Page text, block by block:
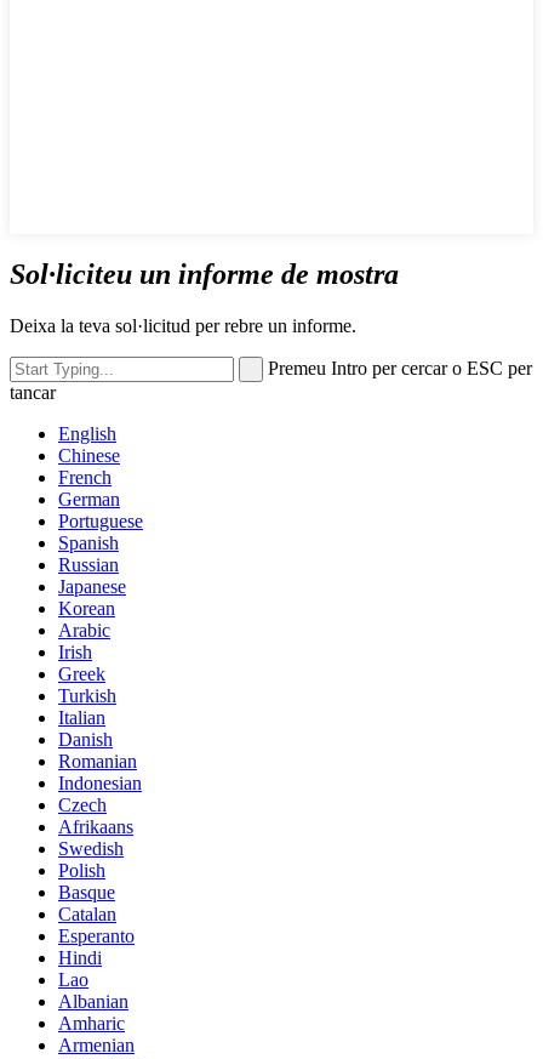
Sol·liciteu un informe de mostra
Deixa la teva sol·licitud per rebre un informe.
Premeu Intro per cercar o ESC per
tancar
English
Chinese
French
German
Portuguese
Spanish
Russian
Japanese
Korean
Arabic
Irish
Greek
Turkish
Italian
Danish
Romanian
Indonesian
Czech
Afrikaans
Swedish
Polish
Basque
Catalan
Esperanto
Hindi
Lao
Albanian
Amharic
Armenian